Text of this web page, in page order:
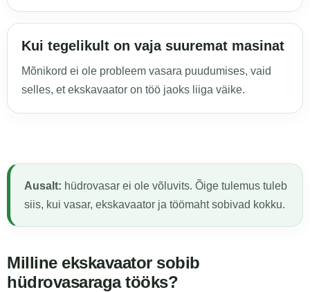
Kui tegelikult on vaja suuremat masinat
Mõnikord ei ole probleem vasara puudumises, vaid
selles, et ekskavaator on töö jaoks liiga väike.
Ausalt: hüdrovasar ei ole võluvits. Õige tulemus tuleb
siis, kui vasar, ekskavaator ja töömaht sobivad kokku.
Milline ekskavaator sobib
hüdrovasaraga tööks?